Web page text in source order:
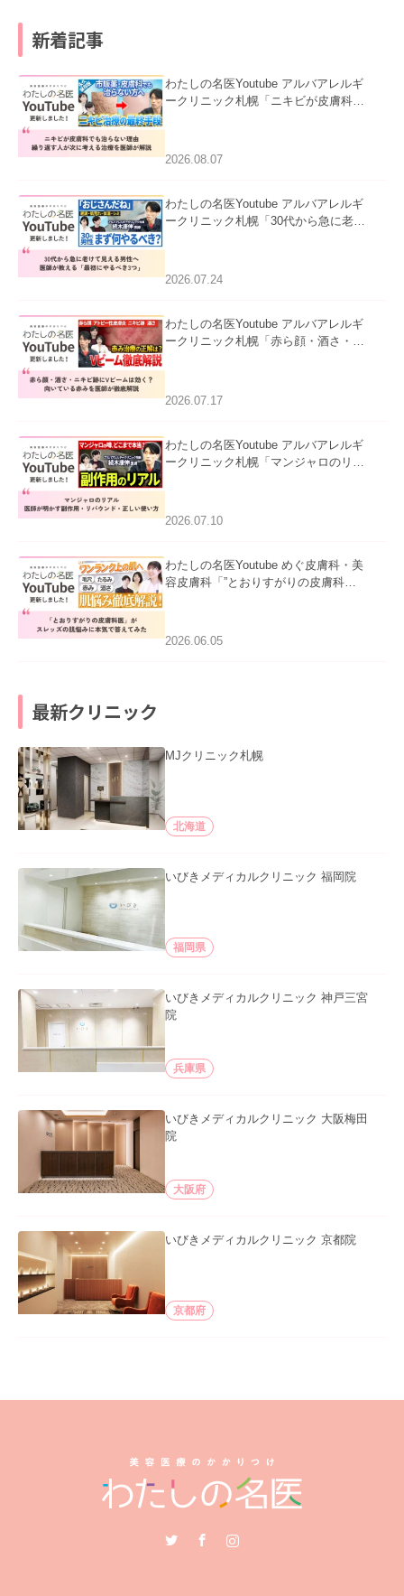
新着記事
わたしの名医Youtube アルバアレルギ
ークリニック札幌「ニキビが皮膚科で
ました。
2026.08.07
わたしの名医Youtube アルバアレルギ
ークリニック札幌「30代から急に老け
た。
2026.07.24
わたしの名医Youtube アルバアレルギ
ークリニック札幌「赤ら顔・酒さ・ニ
ました。
2026.07.17
わたしの名医Youtube アルバアレルギ
ークリニック札幌「マンジャロのリア
た。
2026.07.10
わたしの名医Youtube めぐ皮膚科・美
容皮膚科「”とおりすがりの皮膚科
2026.06.05
最新クリニック
MJクリニック札幌
北海道
いびきメディカルクリニック 福岡院
福岡県
いびきメディカルクリニック 神戸三宮
院
兵庫県
いびきメディカルクリニック 大阪梅田
院
大阪府
いびきメディカルクリニック 京都院
京都府
Instagram